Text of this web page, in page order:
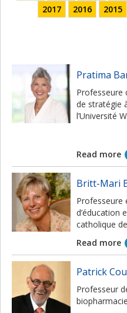
2017
2016 2015
Pratima
Professeure
de stratégie
l’Université
Read more
Britt-Mari
Professeure
d’éducation
catholique
Read more
Patrick
Professeur